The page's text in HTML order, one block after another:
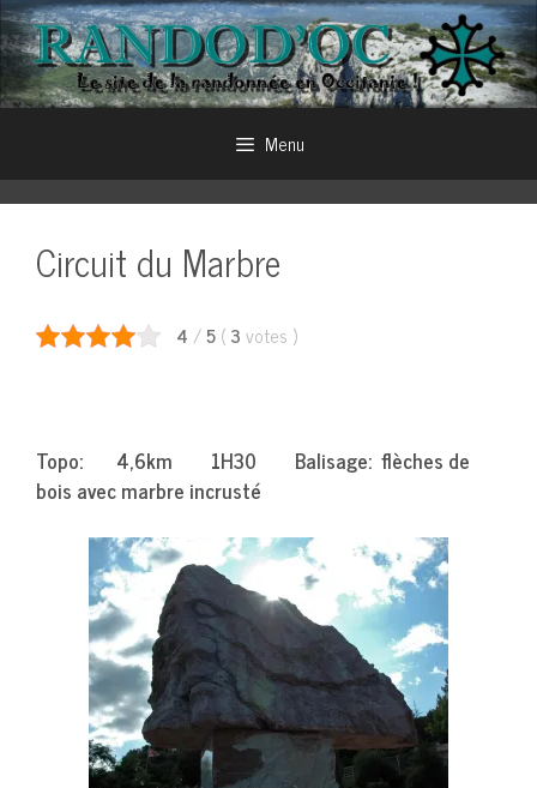
Aller
au
contenu
Menu
Circuit du Marbre
4 /5 ( 3 votes )
Topo: 4,6km 1H30 Balisage: flèches de
bois avec marbre incrusté